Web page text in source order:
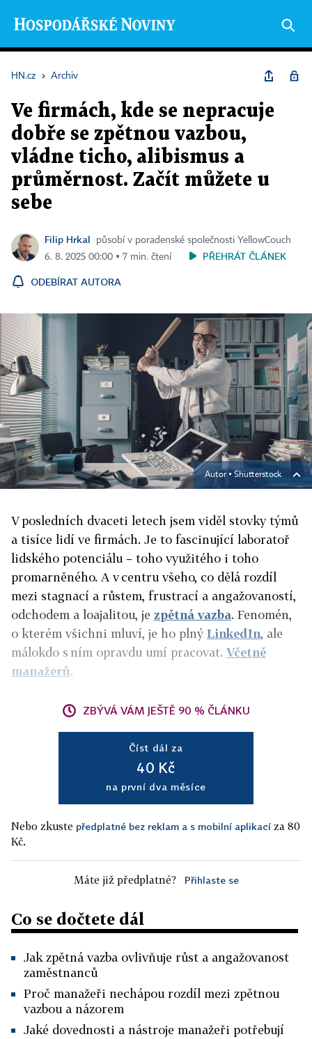
HN.cz › Archiv
Ve firmách, kde se nepracuje
dobře se zpětnou vazbou,
vládne ticho, alibismus a
průměrnost. Začít můžete u
sebe
Filip Hrkal
působí v poradenské společnosti YellowCouch
6. 8. 2025 00:00 ▪ 7 min. čtení
PŘEHRÁT ČLÁNEK
ODEBÍRAT AUTORA
Autor ▪ Shutterstock
V posledních dvaceti letech jsem viděl stovky týmů
a tisíce lidí ve firmách. Je to fascinující laboratoř
lidského potenciálu – toho využitého i toho
promarněného. A v centru všeho, co dělá rozdíl
mezi stagnací a růstem, frustrací a angažovaností,
odchodem a loajalitou, je zpětná vazba. Fenomén,
o kterém všichni mluví, je ho plnýLinkedIn, ale
málokdo s ním opravdu umí pracovat. Včetně
manažerů.
ZBÝVÁ VÁM JEŠTĚ 90 % ČLÁNKU
Číst dál za
40 Kč
na první dva měsíce
Nebo zkuste předplatné bez reklam a s mobilní aplikací za 80
Kč.
Máte již předplatné? Přihlaste se
Co se dočtete dál
Jak zpětná vazba ovlivňuje růst a angažovanost
zaměstnanců
Proč manažeři nechápou rozdíl mezi zpětnou
vazbou a názorem
Jaké dovednosti a nástroje manažeři potřebují